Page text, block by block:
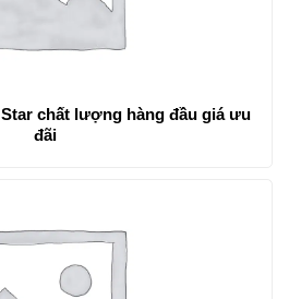
chất lượng hàng đầu giá ưu
đãi